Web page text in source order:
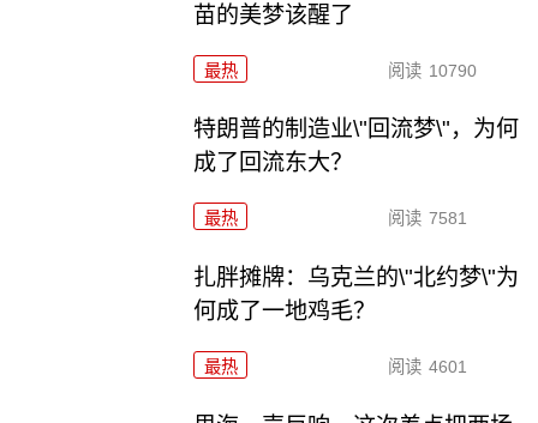
苗的美梦该醒了
最热 阅读 10790
特朗普的制造业\"回流梦\"，为何
成了回流东大？
最热 阅读 7581
扎胖摊牌：乌克兰的\"北约梦\"为
何成了一地鸡毛？
最热 阅读 4601